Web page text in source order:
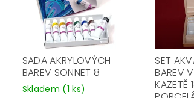
SADA AKRYLOVÝCH
BAREV SONNET 8
Skladem (1 ks)
SET
BAREV
KAZETĚ